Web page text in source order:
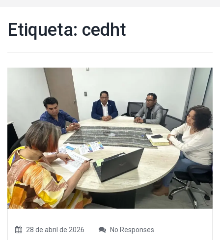
Etiqueta: cedht
28 de abril de 2026 No Responses